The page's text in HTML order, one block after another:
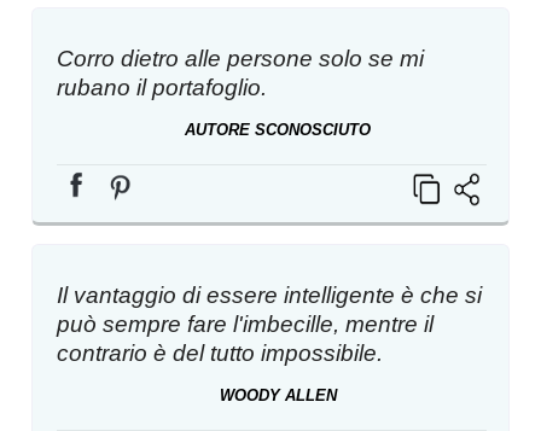
Corro dietro alle persone solo se mi
rubano il portafoglio.
AUTORE SCONOSCIUTO
Il vantaggio di essere intelligente è che si
può sempre fare l'imbecille, mentre il
contrario è del tutto impossibile.
WOODY ALLEN